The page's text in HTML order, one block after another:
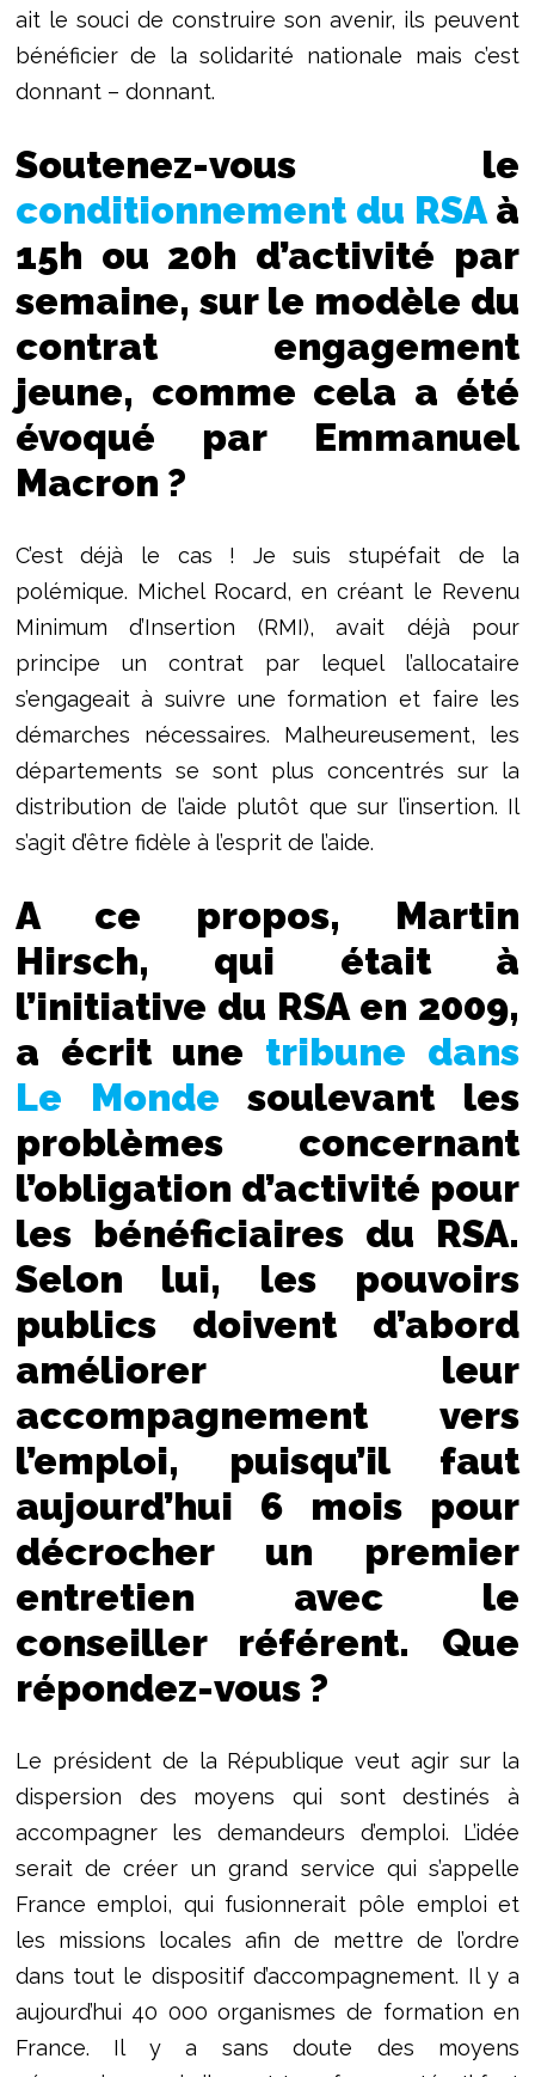
ait le souci de construire son avenir, ils peuvent
bénéficier de la solidarité nationale mais c’est
donnant – donnant.
Soutenez-vous le
conditionnement du RSAà
15h ou 20h d’activité par
semaine, sur le modèle du
contrat engagement
jeune, comme cela a été
évoqué par Emmanuel
Macron ?
C’est déjà le cas ! Je suis stupéfait de la
polémique. Michel Rocard, en créant le Revenu
Minimum d’Insertion (RMI), avait déjà pour
principe un contrat par lequel l’allocataire
s’engageait à suivre une formation et faire les
démarches nécessaires. Malheureusement, les
départements se sont plus concentrés sur la
distribution de l’aide plutôt que sur l’insertion. Il
s’agit d’être fidèle à l’esprit de l’aide.
A ce propos, Martin
Hirsch, qui était à
l’initiative du RSA en 2009,
a écrit une tribune dans
Le Monde soulevant les
problèmes concernant
l’obligation d’activité pour
les bénéficiaires du RSA.
Selon lui, les pouvoirs
publics doivent d’abord
améliorer leur
accompagnement vers
l’emploi, puisqu’il faut
aujourd’hui 6 mois pour
décrocher un premier
entretien avec le
conseiller référent. Que
répondez-vous ?
Le président de la République veut agir sur la
dispersion des moyens qui sont destinés à
accompagner les demandeurs d’emploi. L’idée
serait de créer un grand service qui s’appelle
France emploi, qui fusionnerait pôle emploi et
les missions locales afin de mettre de l’ordre
dans tout le dispositif d’accompagnement. Il y a
aujourd’hui 40 000 organismes de formation en
France. Il y a sans doute des moyens